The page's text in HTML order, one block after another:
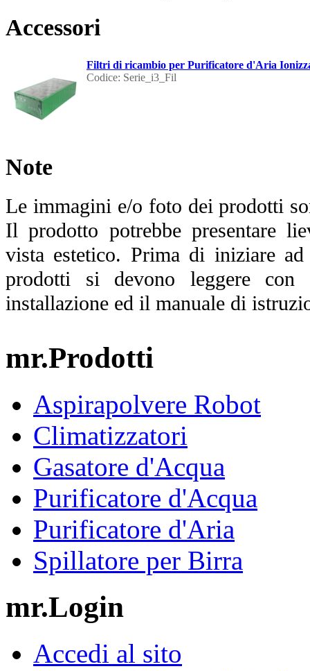
Accessori
Filtri di ricambio per Purificatore d'Aria
Codice: Serie_i3_Fil
Note
Le immagini e/o foto dei prodotti
Il prodotto potrebbe presentare
vista estetico. Prima di iniziare
prodotti si devono leggere con
installazione ed il manuale di
mr.Prodotti
Aspirapolvere Robot
Climatizzatori
Gasatore d'Acqua
Purificatore d'Acqua
Purificatore d'Aria
Spillatore per Birra
mr.Login
Accedi al sito